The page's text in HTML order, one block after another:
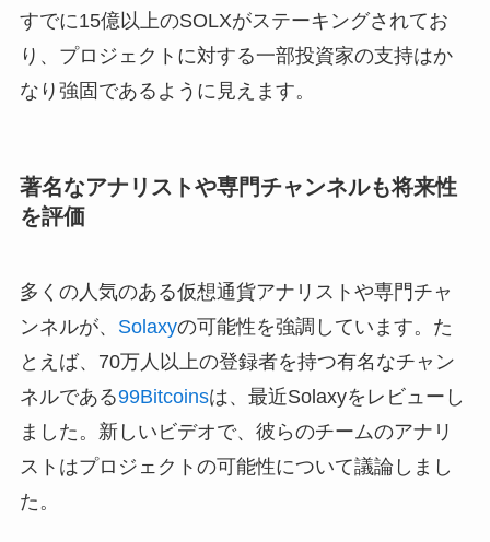
すでに15億以上のSOLXがステーキングされてお
り、プロジェクトに対する一部投資家の支持はか
なり強固であるように見えます。
著名なアナリストや専門チャンネルも将来性
を評価
多くの人気のある仮想通貨アナリストや専門チャ
ンネルが、 Solaxyの可能性を強調しています。た
とえば、70万人以上の登録者を持つ有名なチャン
ネルである99Bitcoinsは、最近Solaxyをレビューし
ました。新しいビデオで、彼らのチームのアナリ
ストはプロジェクトの可能性について議論しまし
た。